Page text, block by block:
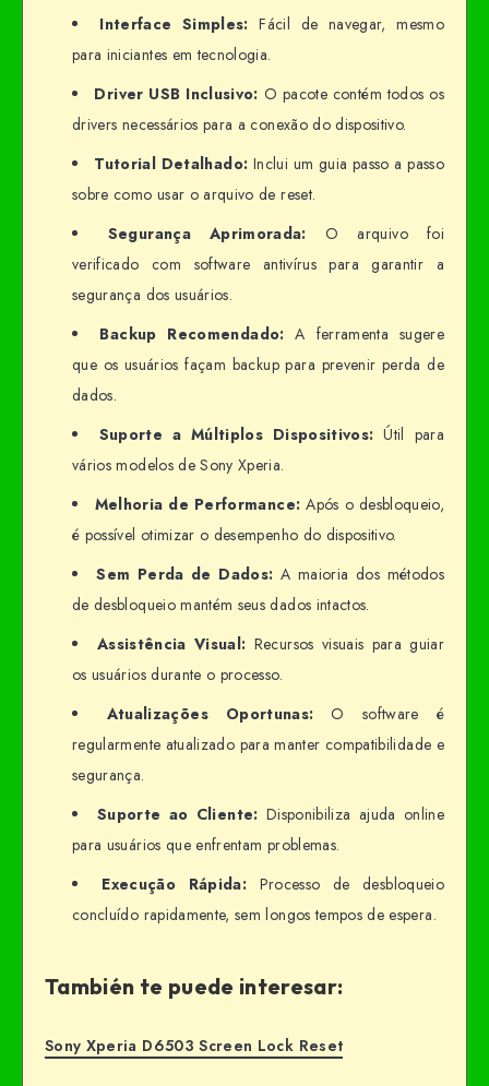
Interface Simples: Fácil de navegar, mesmo
para iniciantes em tecnologia.
Driver USB Inclusivo: O pacote contém todos os
drivers necessários para a conexão do dispositivo.
Tutorial Detalhado: Inclui um guia passo a passo
sobre como usar o arquivo de reset.
Segurança Aprimorada: O arquivo foi
verificado com software antivírus para garantir a
segurança dos usuários.
Backup Recomendado: A ferramenta sugere
que os usuários façam backup para prevenir perda de
dados.
Suporte a Múltiplos Dispositivos: Útil para
vários modelos de Sony Xperia.
Melhoria de Performance: Após o desbloqueio,
é possível otimizar o desempenho do dispositivo.
Sem Perda de Dados: A maioria dos métodos
de desbloqueio mantém seus dados intactos.
Assistência Visual: Recursos visuais para guiar
os usuários durante o processo.
Atualizações Oportunas: O software é
regularmente atualizado para manter compatibilidade e
segurança.
Suporte ao Cliente: Disponibiliza ajuda online
para usuários que enfrentam problemas.
Execução Rápida: Processo de desbloqueio
concluído rapidamente, sem longos tempos de espera.
También te puede interesar:
Sony Xperia D6503 Screen Lock Reset